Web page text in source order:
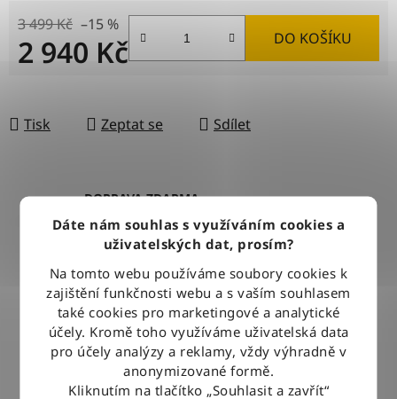
Dáte nám souhlas s využíváním cookies a
uživatelských dat, prosím?
Na tomto webu používáme soubory cookies k
zajištění funkčnosti webu a s vaším souhlasem
také cookies pro marketingové a analytické
účely. Kromě toho využíváme uživatelská data
pro účely analýzy a reklamy, vždy výhradně v
anonymizované formě.
Kliknutím na tlačítko „Souhlasit a zavřít“
3 499 Kč –15 %
2 940 Kč DO KOŠÍKU
Tisk Zeptat se Sdílet
DOPRAVA ZDARMA
Při nákupu nad 2500 Kč doručujeme zdarma po celé ČR
BLESKOVÉ DORUČENÍ
Objednávky odesíláme každý pracovní den do 12:00
100% ZBOŽÍ SKLADEM
Veškeré vystavené zboží leží na našem skladě